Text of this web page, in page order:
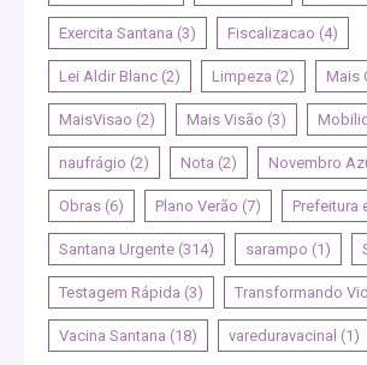
Exercita Santana (3) Fiscalizacao (4)
Lei Aldir Blanc (2) Limpeza (2) Mais
MaisVisao (2) Mais Visão (3)
naufrágio (2) Nota (2) Novembro
Obras (6) Plano Verão (7) Prefeitura
Santana Urgente (314) sarampo (1)
Testagem Rápida (3) Transformando
Vacina Santana (18) vareduravacinal (1)